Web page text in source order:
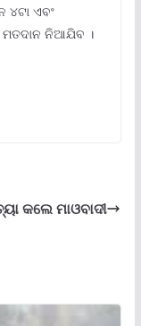
୪ଟା ଏବଂ
ମତଦାନ ନିଆଯିବ ।
କଲେ ମାଓବାଦୀ